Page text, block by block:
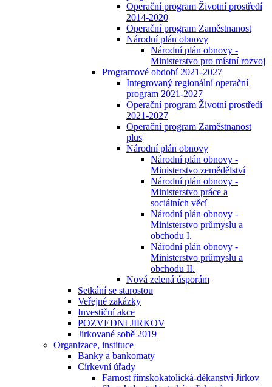
Operační program Životní prostředí
2014-2020
Operační program Zaměstnanost
Národní plán obnovy
Národní plán obnovy -
Ministerstvo pro místní rozvoj
Programové období 2021-2027
Integrovaný regionální operační
program 2021-2027
Operační program Životní prostředí
2021-2027
Operační program Zaměstnanost
plus
Národní plán obnovy
Národní plán obnovy -
Ministerstvo zemědělství
Národní plán obnovy -
Ministerstvo práce a
sociálních věcí
Národní plán obnovy -
Ministerstvo průmyslu a
obchodu I.
Národní plán obnovy -
Ministerstvo průmyslu a
obchodu II.
Nová zelená úsporám
Setkání se starostou
Veřejné zakázky
Investiční akce
POZVEDNI JIRKOV
Jirkované sobě 2019
Organizace, instituce
Banky a bankomaty
Církevní úřady
Farnost římskokatolická-děkanství Jirkov